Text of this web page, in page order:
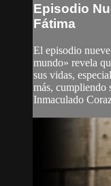
Episodio
Fátima
El episodio
mundo» revela
sus vidas,
más, cumpliendo
Inmaculado